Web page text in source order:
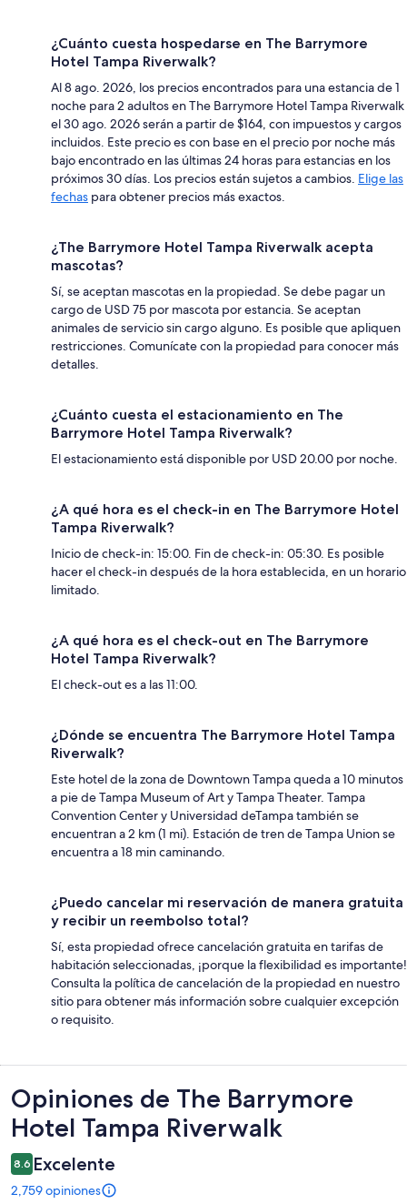
¿Cuánto cuesta hospedarse en The Barrymore
Hotel Tampa Riverwalk?
Al 8 ago. 2026, los precios encontrados para una estancia de 1
noche para 2 adultos en The Barrymore Hotel Tampa Riverwalk
el 30 ago. 2026 serán a partir de $164, con impuestos y cargos
incluidos. Este precio es con base en el precio por noche más
bajo encontrado en las últimas 24 horas para estancias en los
próximos 30 días. Los precios están sujetos a cambios. Elige las
fechas para obtener precios más exactos.
¿The Barrymore Hotel Tampa Riverwalk acepta
mascotas?
Sí, se aceptan mascotas en la propiedad. Se debe pagar un
cargo de USD 75 por mascota por estancia. Se aceptan
animales de servicio sin cargo alguno. Es posible que apliquen
restricciones. Comunícate con la propiedad para conocer más
detalles.
¿Cuánto cuesta el estacionamiento en The
Barrymore Hotel Tampa Riverwalk?
El estacionamiento está disponible por USD 20.00 por noche.
¿A qué hora es el check-in en The Barrymore Hotel
Tampa Riverwalk?
Inicio de check-in: 15:00. Fin de check-in: 05:30. Es posible
hacer el check-in después de la hora establecida, en un horario
limitado.
¿A qué hora es el check-out en The Barrymore
Hotel Tampa Riverwalk?
El check-out es a las 11:00.
¿Dónde se encuentra The Barrymore Hotel Tampa
Riverwalk?
Este hotel de la zona de Downtown Tampa queda a 10 minutos
a pie de Tampa Museum of Art y Tampa Theater. Tampa
Convention Center y Universidad deTampa también se
encuentran a 2 km (1 mi). Estación de tren de Tampa Union se
encuentra a 18 min caminando.
¿Puedo cancelar mi reservación de manera gratuita
y recibir un reembolso total?
Sí, esta propiedad ofrece cancelación gratuita en tarifas de
habitación seleccionadas, ¡porque la flexibilidad es importante!
Consulta la política de cancelación de la propiedad en nuestro
sitio para obtener más información sobre cualquier excepción
o requisito.
Opiniones
Opiniones de The Barrymore
Hotel Tampa Riverwalk
8.6 Excelente
2,759 opiniones